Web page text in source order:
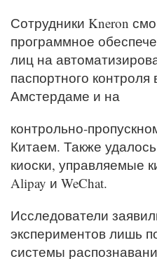
Сотрудники Kneron
программное
лиц на
паспортного
Амстердаме и на
контрольно-
Китаем. Также
киоски, управляемые
Alipay и WeChat.
Исследователи
экспериментов лишь
системы